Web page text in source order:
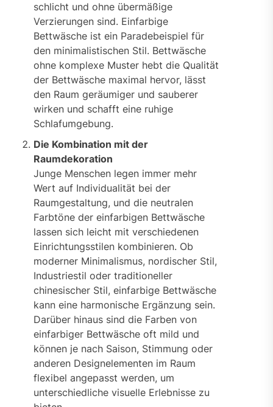
schlicht und ohne übermäßige
Verzierungen sind. Einfarbige
Bettwäsche ist ein Paradebeispiel für
den minimalistischen Stil. Bettwäsche
ohne komplexe Muster hebt die Qualität
der Bettwäsche maximal hervor, lässt
den Raum geräumiger und sauberer
wirken und schafft eine ruhige
Schlafumgebung.
Die Kombination mit der
Raumdekoration
Junge Menschen legen immer mehr
Wert auf Individualität bei der
Raumgestaltung, und die neutralen
Farbtöne der einfarbigen Bettwäsche
lassen sich leicht mit verschiedenen
Einrichtungsstilen kombinieren. Ob
moderner Minimalismus, nordischer Stil,
Industriestil oder traditioneller
chinesischer Stil, einfarbige Bettwäsche
kann eine harmonische Ergänzung sein.
Darüber hinaus sind die Farben von
einfarbiger Bettwäsche oft mild und
können je nach Saison, Stimmung oder
anderen Designelementen im Raum
flexibel angepasst werden, um
unterschiedliche visuelle Erlebnisse zu